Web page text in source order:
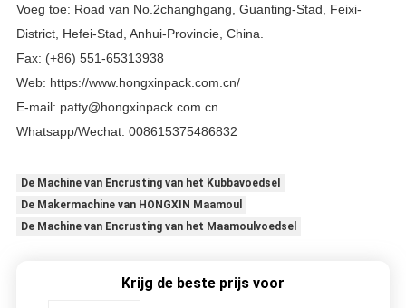
Voeg toe: Road van No.2changhgang, Guanting-Stad, Feixi-
District, Hefei-Stad, Anhui-Provincie, China.
Fax: (+86) 551-65313938
Web: https://www.hongxinpack.com.cn/
E-mail: patty@hongxinpack.com.cn
Whatsapp/Wechat: 008615375486832
De Machine van Encrusting van het Kubbavoedsel
De Makermachine van HONGXIN Maamoul
De Machine van Encrusting van het Maamoulvoedsel
Krijg de beste prijs voor